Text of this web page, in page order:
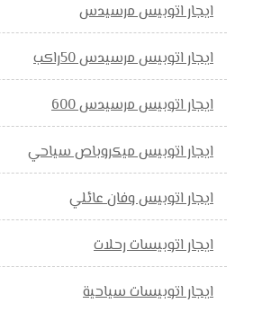
ايجار اتوبيس مرسيدس
ايجار اتوبيس مرسيدس 50راكب
ايجار اتوبيس مرسيدس 600
ايجار اتوبيس ميكروباص سياحي
ايجار اتوبيس وفان عائلي
ايجار اتوبيسات رحلات
ايجار اتوبيسات سياحية